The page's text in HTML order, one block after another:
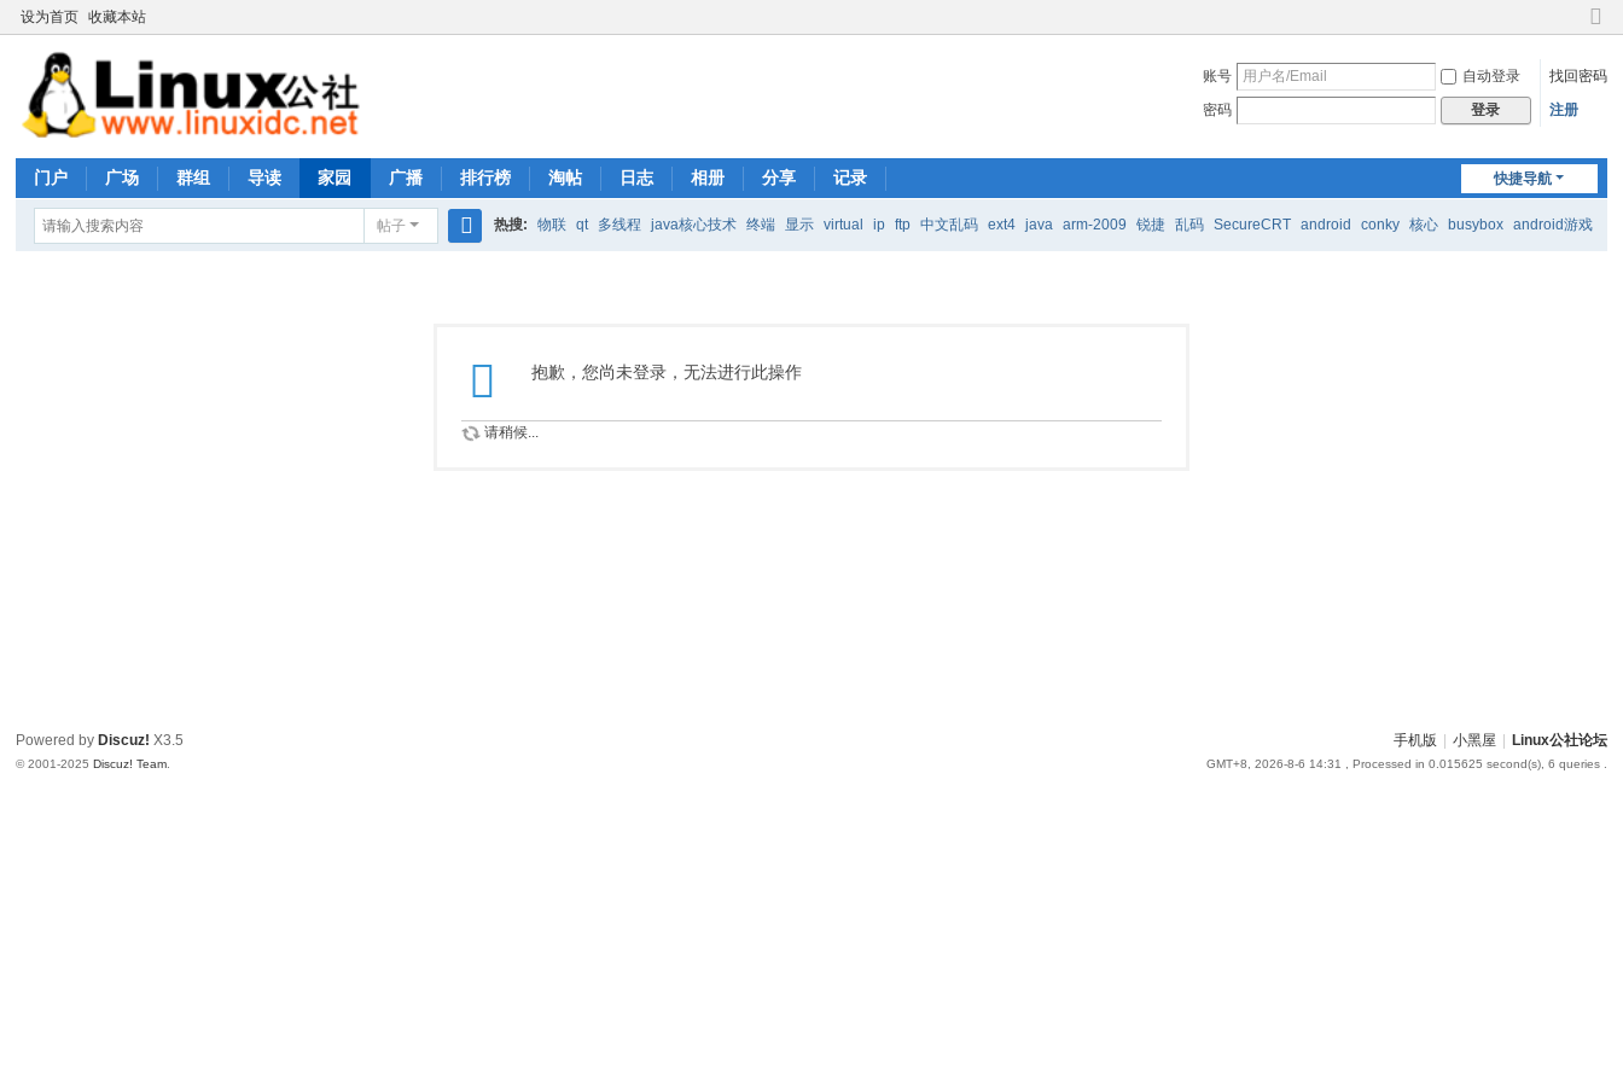
设为首页 收藏本站
切
到
账号 自动登录
找回密码
密码
登录 注册
快捷导航
门户 广场 群组 导读 家园 广播 排行榜 淘帖 日志 相册 分享 记录
帖子 热搜: 物联 qt 多线程 java核心技术 终端 显示 virtual ip ftp 中文乱码 ext4 java arm-2009 锐捷 乱码 SecureCRT android conky 核心 busybox android游戏
抱歉，您尚未登录，无法进行此操作
请稍候...
手机版 小黑屋 Linux公社论坛
GMT+8, 2026-8-6 14:31 , Processed in 0.015625 second(s), 6 queries .
Powered by Discuz! X3.5
© 2001-2025Discuz! Team